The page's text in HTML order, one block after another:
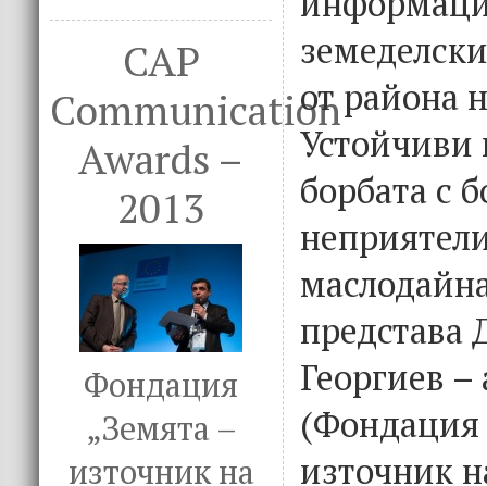
CAP
Communication
Awards –
2013
Фондация
„Земята –
източник на
от района
борбата с
Георгиев
(Фондация
източник